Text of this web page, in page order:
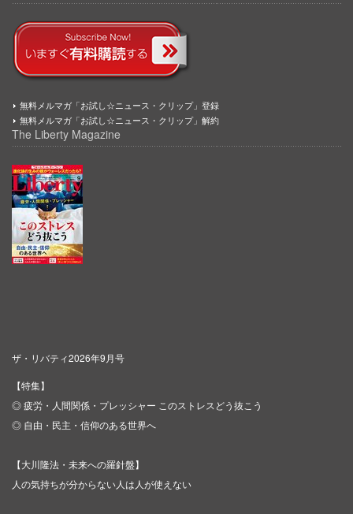
無料メルマガ「お試し☆ニュース・クリップ」登録
無料メルマガ「お試し☆ニュース・クリップ」解約
The Liberty Magazine
ザ・リバティ2026年9月号
【特集】
◎ 疲労・人間関係・プレッシャー このストレスどう抜こう
◎ 自由・民主・信仰のある世界へ
【大川隆法・未来への羅針盤】
人の気持ちが分からない人は人が使えない